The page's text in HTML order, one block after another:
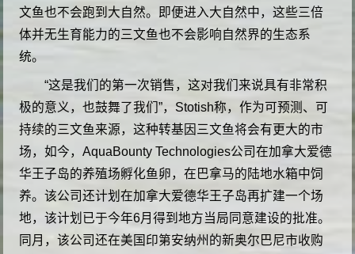
文鱼也不会跑到大自然。即便进入大自然中，这些三倍
体并无生育能力的三文鱼也不会影响自然界的生态系
统。
“这是我们的第一次销售，这对我们来说具有非常积
极的意义，也鼓舞了我们”，Stotish称，作为可预测、可
持续的三文鱼来源，这种转基因三文鱼将会有更大的市
场，如今，AquaBounty Technologies公司在加拿大爱德
华王子岛的养殖场孵化鱼卵，在巴拿马的陆地水箱中饲
养。该公司还计划在加拿大爱德华王子岛再扩建一个场
地，该计划已于今年6月得到地方当局同意建设的批准。
同月，该公司还在美国印第安纳州的新奥尔巴尼市收购